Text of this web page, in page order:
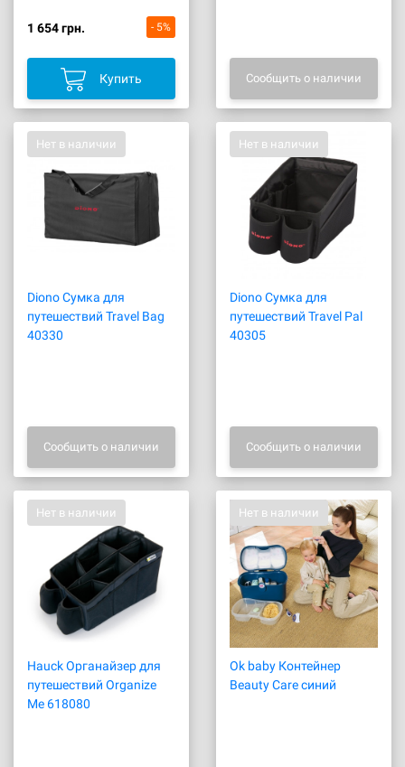
1 654 грн. - 5%
Купить Сообщить о наличии
Нет в наличии
Diono Сумка для
путешествий Travel Bag
40330
Сообщить о наличии
Нет в наличии
Diono Сумка для
путешествий Travel Pal
40305
Сообщить о наличии
Нет в наличии
Hauck Органайзер для
путешествий Organize
Me 618080
Нет в наличии
Ok baby Контейнер
Beauty Care синий